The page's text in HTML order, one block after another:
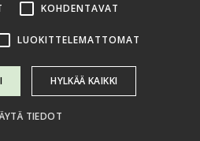
@ SASK 2024
KOHDENTAVAT
LUOKITTELEMATTOMAT
HYLKÄÄ KAIKKI
TIEDOT